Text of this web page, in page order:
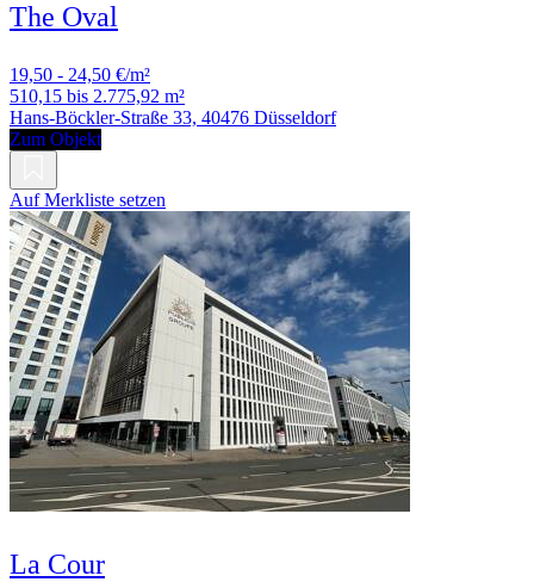
The Oval
19,50 - 24,50 €/m²
510,15 bis 2.775,92 m²
Hans-Böckler-Straße 33, 40476 Düsseldorf
Zum Objekt
Auf Merkliste setzen
La Cour